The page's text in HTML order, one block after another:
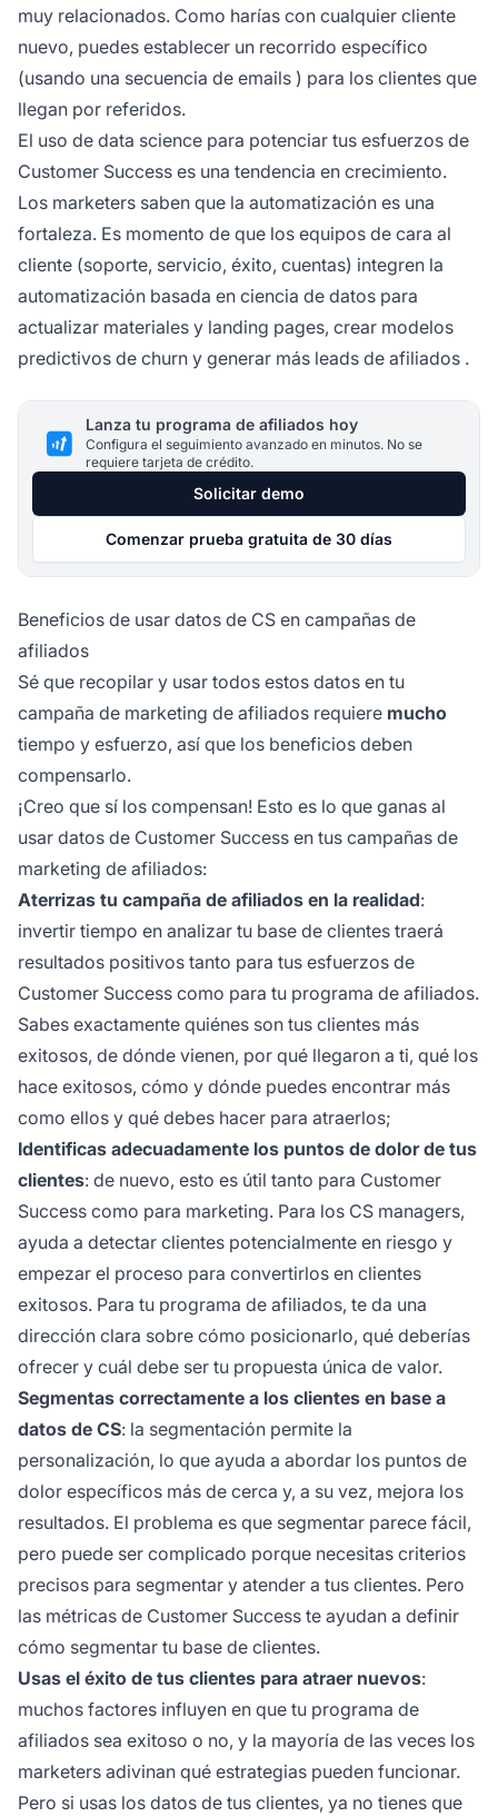
muy relacionados. Como harías con cualquier cliente
nuevo, puedes establecer un recorrido específico
(usando una secuencia de emails ) para los clientes que
llegan por referidos.
El uso de data science para potenciar tus esfuerzos de
Customer Success es una tendencia en crecimiento.
Los marketers saben que la automatización es una
fortaleza. Es momento de que los equipos de cara al
cliente (soporte, servicio, éxito, cuentas) integren la
automatización basada en ciencia de datos para
actualizar materiales y landing pages, crear modelos
predictivos de churn y generar más leads de afiliados .
Lanza tu programa de afiliados hoy
Configura el seguimiento avanzado en minutos. No se
requiere tarjeta de crédito.
Solicitar demo
Comenzar prueba gratuita de 30 días
Beneficios de usar datos de CS en campañas de
afiliados
Sé que recopilar y usar todos estos datos en tu
campaña de marketing de afiliados requiere mucho
tiempo y esfuerzo, así que los beneficios deben
compensarlo.
¡Creo que sí los compensan! Esto es lo que ganas al
usar datos de Customer Success en tus campañas de
marketing de afiliados:
Aterrizas tu campaña de afiliados en la realidad:
invertir tiempo en analizar tu base de clientes traerá
resultados positivos tanto para tus esfuerzos de
Customer Success como para tu programa de afiliados.
Sabes exactamente quiénes son tus clientes más
exitosos, de dónde vienen, por qué llegaron a ti, qué los
hace exitosos, cómo y dónde puedes encontrar más
como ellos y qué debes hacer para atraerlos;
Identificas adecuadamente los puntos de dolor de tus
clientes: de nuevo, esto es útil tanto para Customer
Success como para marketing. Para los CS managers,
ayuda a detectar clientes potencialmente en riesgo y
empezar el proceso para convertirlos en clientes
exitosos. Para tu programa de afiliados, te da una
dirección clara sobre cómo posicionarlo, qué deberías
ofrecer y cuál debe ser tu propuesta única de valor.
Segmentas correctamente a los clientes en base a
datos de CS: la segmentación permite la
personalización, lo que ayuda a abordar los puntos de
dolor específicos más de cerca y, a su vez, mejora los
resultados. El problema es que segmentar parece fácil,
pero puede ser complicado porque necesitas criterios
precisos para segmentar y atender a tus clientes. Pero
las métricas de Customer Success te ayudan a definir
cómo segmentar tu base de clientes.
Usas el éxito de tus clientes para atraer nuevos:
muchos factores influyen en que tu programa de
afiliados sea exitoso o no, y la mayoría de las veces los
marketers adivinan qué estrategias pueden funcionar.
Pero si usas los datos de tus clientes, ya no tienes que